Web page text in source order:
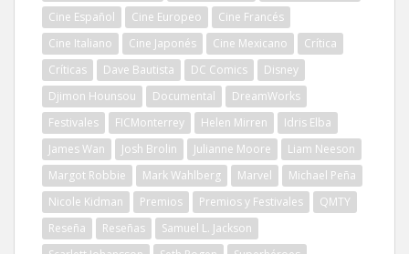
Cine Español
Cine Europeo
Cine Francés
Cine Italiano
Cine Japonés Cine Mexicano
Crítica
Críticas
Dave Bautista DC Comics
Disney
Djimon Hounsou
Documental
DreamWorks
Festivales
FICMonterrey Helen Mirren
Idris Elba
James Wan
Josh Brolin Julianne Moore
Liam Neeson
Margot Robbie
Mark Wahlberg Marvel
Michael Peña
Nicole Kidman
Premios Premios y Festivales
QMTY
Reseña
Reseñas
Samuel L. Jackson